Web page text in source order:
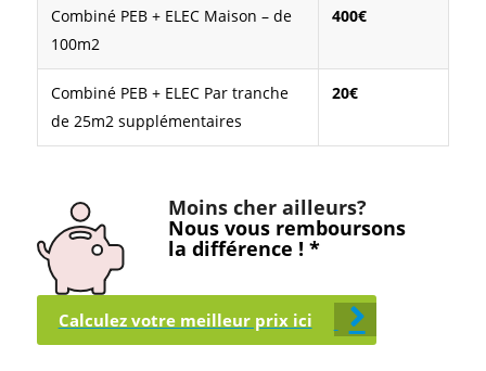
Combiné PEB + ELEC Maison – de
100m2
400€
Combiné PEB + ELEC Par tranche
de 25m2 supplémentaires
20€
Moins cher ailleurs?
Nous vous remboursons
la différence ! *
Calculez votre meilleur prix ici